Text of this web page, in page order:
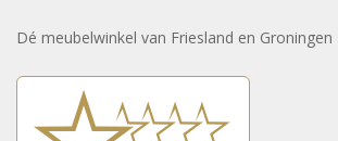
Dé meubelwinkel van Friesland en Groningen